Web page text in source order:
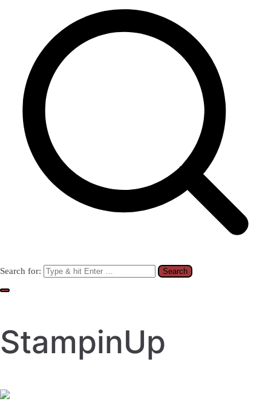
Search for:
StampinUp